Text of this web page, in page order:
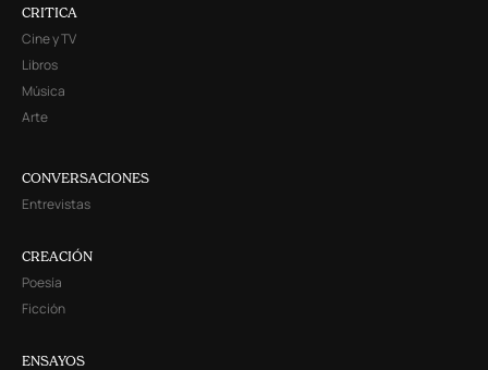
CRITICA
Cine y TV
Libros
Música
Arte
CONVERSACIONES
Entrevistas
CREACIÓN
Poesía
Ficción
ENSAYOS